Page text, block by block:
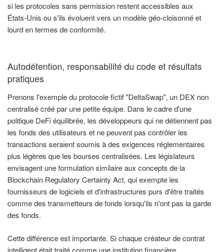
si les protocoles sans permission restent accessibles aux
États-Unis ou s'ils évoluent vers un modèle géo-cloisonné et
lourd en termes de conformité.
Autodétention, responsabilité du code et résultats
pratiques
Prenons l'exemple du protocole fictif "DeltaSwap", un DEX non
centralisé créé par une petite équipe. Dans le cadre d'une
politique DeFi équilibrée, les développeurs qui ne détiennent pas
les fonds des utilisateurs et ne peuvent pas contrôler les
transactions seraient soumis à des exigences réglementaires
plus légères que les bourses centralisées. Les législateurs
envisagent une formulation similaire aux concepts de la
Blockchain Regulatory Certainty Act, qui exempte les
fournisseurs de logiciels et d'infrastructures purs d'être traités
comme des transmetteurs de fonds lorsqu'ils n'ont pas la garde
des fonds.
Cette différence est importante. Si chaque créateur de contrat
intelligent était traité comme une institution financière,